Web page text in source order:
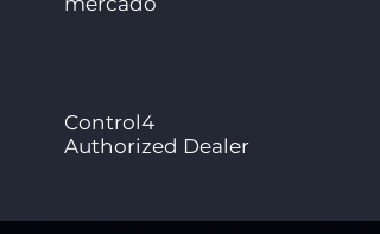
Control4
Authorized Dealer